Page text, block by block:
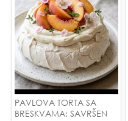
PAVLOVA TORTA SA
BRESKVAMA: SAVRŠEN